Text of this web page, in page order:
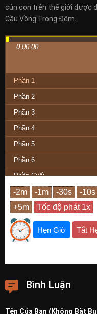
cún con trên thế giới được
Cầu Vồng Trong Đêm.
0:00:00
Phần 1
Phần 2
Phần 3
Phần 4
Phần 5
Phần 6
Phần Cuối
Hẹn Giờ Tắt
Bình Luận
Tên Của Bạn (Không Bắt